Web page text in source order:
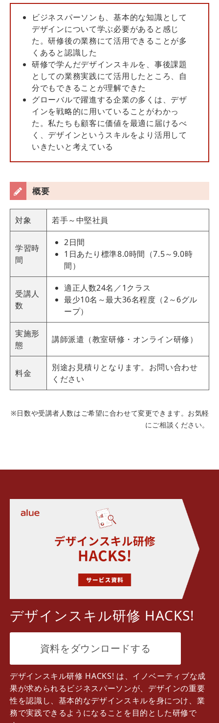
ビジネスパーソンも、基本的な知識として
デザインについて学ぶ必要があると感じ
た。研修後の業務にて活用できることが多
くあると認識した
研修で学んだデザインスキルを、事後課題
としての業務実践にて活用したところ、自
分でもできることが理解できた
グローバルで躍進する企業の多くは、デザ
インを戦略的に用いていることがわかっ
た。私たちも顧客に価値を最適に届けるべ
く、デザインというスキルをより活用して
いきたいと考えている
概要
対象 若手～中堅社員
学習時
間
2日間
1日あたり標準8.0時間（7.5～9.0時
間）
受講人
数
適正人数24名／1クラス
最少10名～最大36名程度（2～6グル
ープ）
実施形
態
講師派遣（教室研修・オンライン研修）
料金
別途お見積りとなります。お問い合わせ
ください
※日数や受講者人数はご希望に合わせて変更できます。お気軽
にご相談ください。
デザインスキル研修 HACKS!
資料をダウンロードする
デザインスキル研修 HACKS! は、イノベーティブな成
果が求められるビジネスパーソンが、デザインの重要
性を認識し、基本的なデザインスキルを身につけ、業
務で実践できるようになることを目的とした研修で